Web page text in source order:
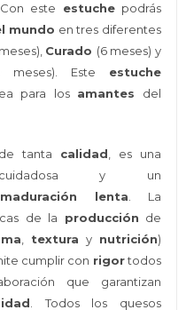
este estuchepodrás
mundo en tres diferentes
Curado (6 meses) y
Este estuche
para los amantes del
tanta calidad, es una
y un
maduración lenta. La
de la producción de
, textura y nutrición)
cumplir con rigortodos
que garantizan
. Todos los quesos